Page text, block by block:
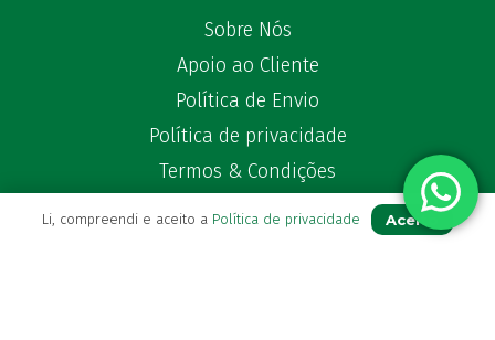
Sobre Nós
Apoio ao Cliente
Política de Envio
Política de privacidade
Termos & Condições
Livro de Reclamações
Li, compreendi e aceito a Política de privacidade Aceito